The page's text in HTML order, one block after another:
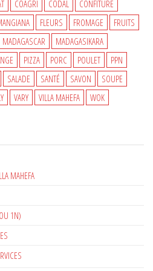
COAGRI CODAL
CONFITURE
FLEURS FROMAGE
FRUITS
MADAGASCAR
MADAGASIKARA
PIZZA PORC POULET
PPN
SALADE SANTÉ SAVON
SOUPE
VARY VILLA MAHEFA WOK
MAHEFA
1N)